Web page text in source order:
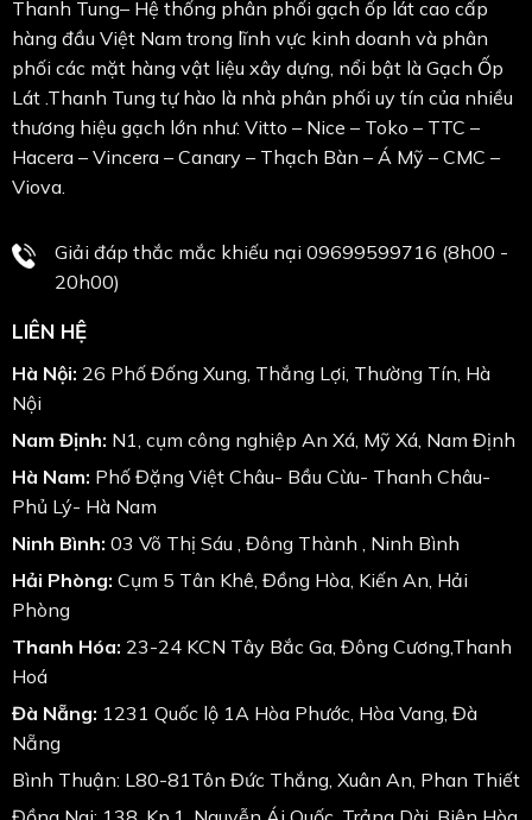
Thanh Tung– Hệ thống phân phối gạch ốp lát cao cấp
hàng đầu Việt Nam trong lĩnh vực kinh doanh và phân
phối các mặt hàng vật liệu xây dựng, nổi bật là Gạch Ốp
Lát .Thanh Tung tự hào là nhà phân phối uy tín của nhiều
thương hiệu gạch lớn như: Vitto – Nice – Toko – TTC –
Hacera – Vincera – Canary – Thạch Bàn – Á Mỹ – CMC –
Viova.
Giải đáp thắc mắc khiếu nại 09699599716 (8h00 -
20h00)
LIÊN HỆ
Hà Nội: 26 Phố Đống Xung, Thắng Lợi, Thường Tín, Hà
Nội
Nam Định: N1, cụm công nghiệp An Xá, Mỹ Xá, Nam Định
Hà Nam: Phố Đặng Việt Châu- Bầu Cừu- Thanh Châu-
Phủ Lý- Hà Nam
Ninh Bình: 03 Võ Thị Sáu , Đông Thành , Ninh Bình
Hải Phòng: Cụm 5 Tân Khê, Đồng Hòa, Kiến An, Hải
Phòng
Thanh Hóa: 23-24 KCN Tây Bắc Ga, Đông Cương,Thanh
Hoá
Đà Nẵng: 1231 Quốc lộ 1A Hòa Phước, Hòa Vang, Đà
Nẵng
Bình Thuận: L80-81Tôn Đức Thắng, Xuân An, Phan Thiết